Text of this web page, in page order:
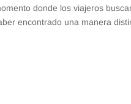
donde los viajeros
encontrado una manera